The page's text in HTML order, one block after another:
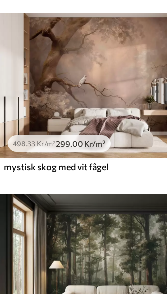
498.33Kr/m²299 .00 Kr/m²
mystisk skog med vit fågel